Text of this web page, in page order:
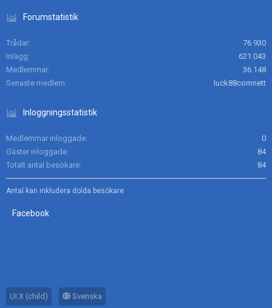
Forumstatistik
Trådar
76.930
Inlägg
621.043
Medlemmar
36.148
Senaste medlem
luck88comnett
Inloggningsstatistik
Medlemmar inloggade
0
Gäster inloggade
84
Totalt antal besökare
84
Antal kan inkludera dolda besökare
Facebook
UI.X (child) Svenska